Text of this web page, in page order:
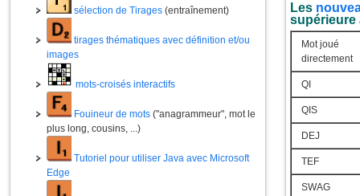
sélection de Tirages (entraînement)
tirages thématiques avec définition et/ou
images
mots-croisés interactifs
Fouineur de mots ("anagrammeur", mot le
plus long, cousins, ...)
Tutoriel pour utiliser Java avec Microsoft
Edge
Les
supérieure
Mot joué
directement
QI
QIS
DEJ
TEF
SWAG